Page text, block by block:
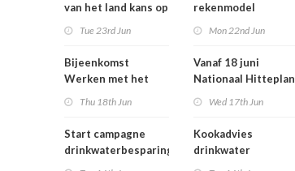
van het land kans op
Tue 23rd Jun
Bijeenkomst
Werken met het
Thu 18th Jun
Start campagne
drinkwaterbesparing
rekenmodel
Mon 22nd Jun
Vanaf 18 juni
Nationaal Hitteplan
Wed 17th Jun
Kookadvies
drinkwater